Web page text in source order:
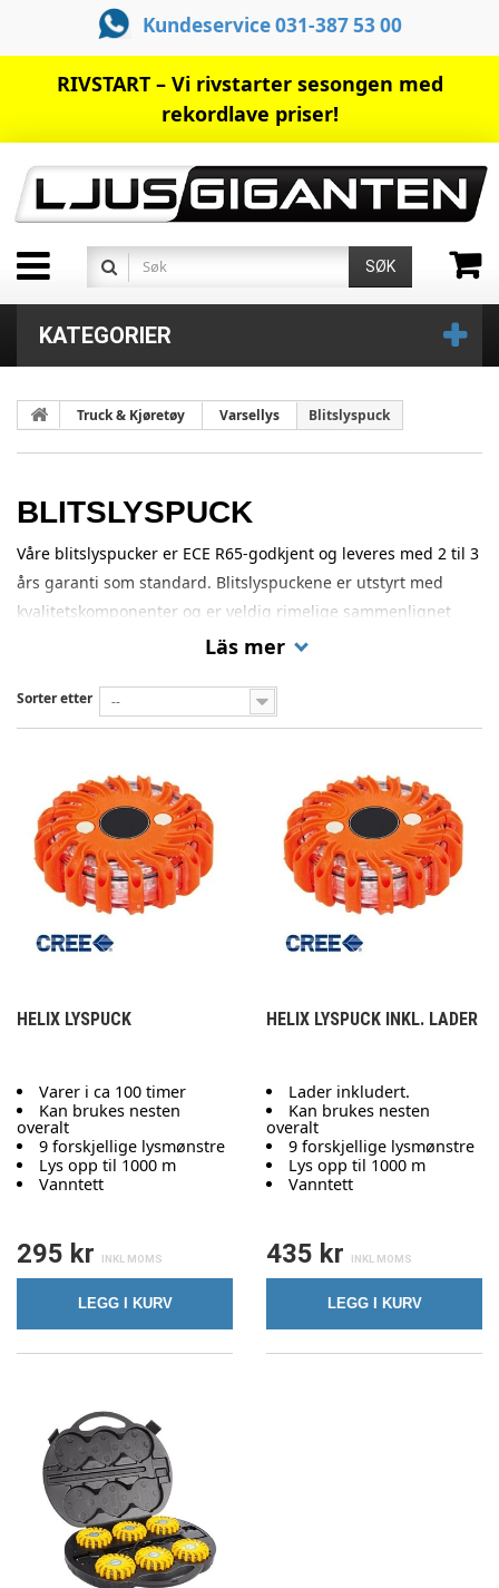
Kundeservice 031-387 53 00
RIVSTART – Vi rivstarter sesongen med
rekordlave priser!
SØK
KATEGORIER
Truck & Kjøretøy Varsellys Blitslyspuck
BLITSLYSPUCK
Våre blitslyspucker er ECE R65-godkjent og leveres med 2 til 3
års garanti som standard. Blitslyspuckene er utstyrt med
kvalitetskomponenter og er veldig rimelige sammenlignet
med andre mye dyrere merker. Vi har et bredt utvalg av
Läs mer
Sorter etter --
HELIX LYSPUCK
Varer i ca 100 timer
Kan brukes nesten
overalt
9 forskjellige lysmønstre
Lys opp til 1000 m
Vanntett
295 kr
LEGG I KURV
HELIX LYSPUCK INKL. LADER
Lader inkludert.
Kan brukes nesten
overalt
9 forskjellige lysmønstre
Lys opp til 1000 m
Vanntett
435 kr
LEGG I KURV